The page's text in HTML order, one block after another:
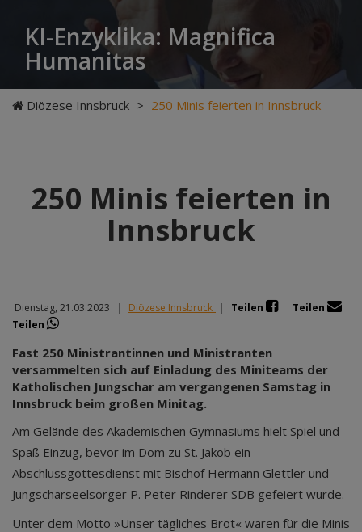
KI-Enzyklika: Magnifica
Humanitas
Diözese Innsbruck > 250 Minis feierten in Innsbruck
250 Minis feierten in
Innsbruck
Dienstag, 21.03.2023 | Diözese Innsbruck | Teilen
Teilen
Teilen
Fast 250 Ministrantinnen und Ministranten
versammelten sich auf Einladung des Miniteams der
Katholischen Jungschar am vergangenen Samstag in
Innsbruck beim großen Minitag.
Am Gelände des Akademischen Gymnasiums hielt Spiel und
Spaß Einzug, bevor im Dom zu St. Jakob ein
Abschlussgottesdienst mit Bischof Hermann Glettler und
Jungscharseelsorger P. Peter Rinderer SDB gefeiert wurde.
Unter dem Motto »Unser tägliches Brot« waren für die Minis